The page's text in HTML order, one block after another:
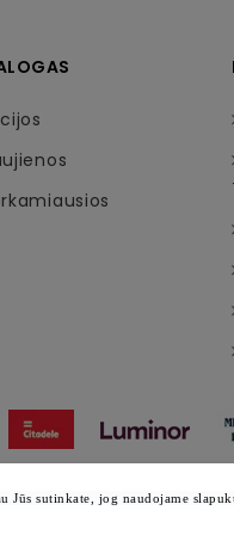
Jūs sutinkate, jog naudojame
teisės saugomos